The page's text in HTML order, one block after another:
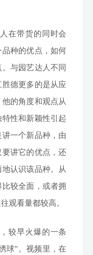
在带货的同时会
种的优点，如何
与园艺达人不同
德更多的是从应
的角度和观点从
性和新颖性引起
一个新品种，由
讲它的优点，还
认识该品种。从
较全面，或者拥
观看量都较高。
较早火爆的一条
球”。视频里，在